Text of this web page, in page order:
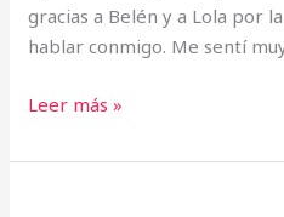
gracias a Belén y a Lola por
hablar conmigo. Me sentí
Leer más »